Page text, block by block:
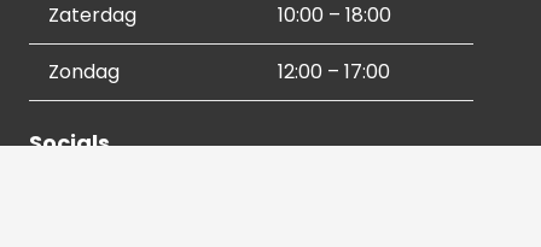
Zaterdag 10:00 – 18:00
Zondag 12:00 – 17:00
Socials